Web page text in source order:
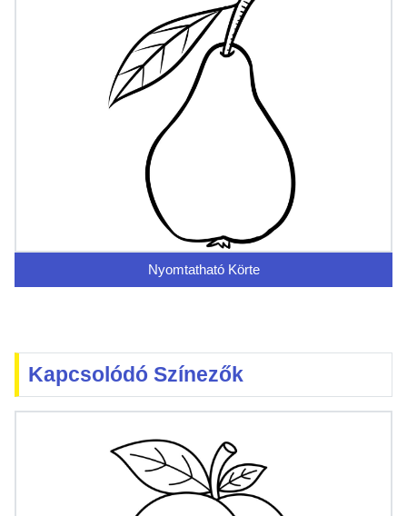
Nyomtatható Körte
Kapcsolódó Színezők